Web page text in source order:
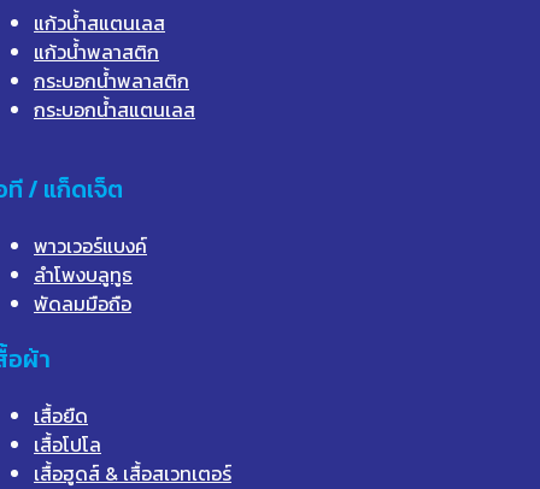
แก้วน้ำสแตนเลส
แก้วน้ำพลาสติก
กระบอกน้ำพลาสติก
กระบอกน้ำสแตนเลส
ที / แก็ดเจ็ต
พาวเวอร์แบงค์
ลำโพงบลูทูธ
พัดลมมือถือ
อผ้า
เสื้อยืด
เสื้อโปโล
เสื้อฮูดส์ & เสื้อสเวทเตอร์